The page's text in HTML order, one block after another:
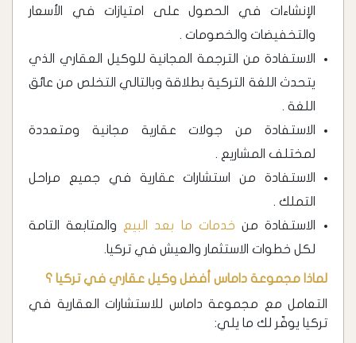
الإنشاءات في الحصول على امتيازات في الأسعار
والتخفيضات والخصومات .
الاستفادة من الترجمة المجانية للوكيل العقاري الذي
يتحدث اللغة التركية بطلاقة وبالتالي التخلص من عائق
اللغة .
الاستفادة من جولات عقارية مجانية ومتعددة
لمختلف المشاريع .
الاستفادة من استشارات عقارية في جميع مراحل
التملك .
الاستفادة من خدمات ما بعد البيع والمتابعة التامة
لكل خطوات الاستثمار والعيش في تركيا.
لماذا مجموعة داماس أفضل وكيل عقاري في تركيا ؟
التعامل مع مجموعة داماس للاستشارات العقارية في
تركيا يوفّر لك ما يلي: